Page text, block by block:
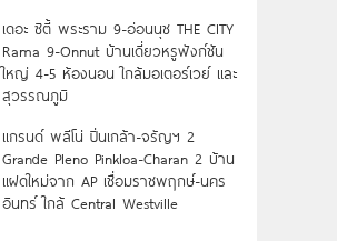
เดอะ ซิตี้ พระราม 9-อ่อนนุช THE CITY
Rama 9-Onnut บ้านเดี่ยวหรูฟังก์ชัน
ใหญ่ 4-5 ห้องนอน ใกล้มอเตอร์เวย์ และ
สุวรรณภูมิ
แกรนด์ พลีโน่ ปิ่นเกล้า-จรัญฯ 2
Grande Pleno Pinkloa-Charan 2 บ้าน
แฝดใหม่จาก AP เชื่อมราชพฤกษ์-นคร
อินทร์ ใกล้ Central Westville